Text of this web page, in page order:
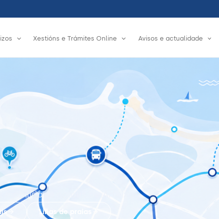
Xestións e Trámites Online Avisos e actualidade
no bus de Arteixo
Liñas de praias